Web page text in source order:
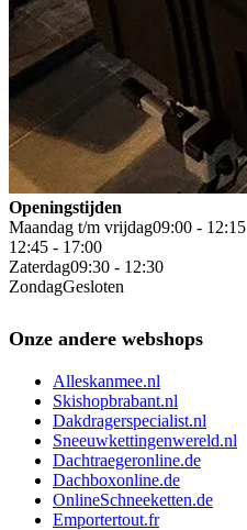
Openingstijden
Maandag t/m vrijdag09:00 - 12:15
12:45 - 17:00
Zaterdag09:30 - 12:30
ZondagGesloten
Onze andere webshops
Alleskanmee.nl
Skishopbrabant.nl
Dakdragerspecialist.nl
Sneeuwkettingenwereld.nl
Dachtraegeronline.de
Dachboxonline.de
OnlineSchneeketten.de
Emportertout.fr